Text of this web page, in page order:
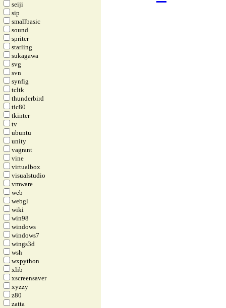
seiji
sip
smallbasic
sound
spriter
starling
sukagawa
svg
svn
synfig
tcltk
thunderbird
tic80
tkinter
tv
ubuntu
unity
vagrant
vine
virtualbox
visualstudio
vmware
web
webgl
wiki
win98
windows
windows7
wings3d
wsh
wxpython
xlib
xscreensaver
xyzzy
z80
zatta